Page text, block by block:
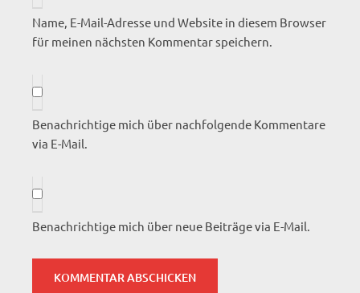
Name, E-Mail-Adresse und Website in diesem Browser
für meinen nächsten Kommentar speichern.
Benachrichtige mich über nachfolgende Kommentare
via E-Mail.
Benachrichtige mich über neue Beiträge via E-Mail.